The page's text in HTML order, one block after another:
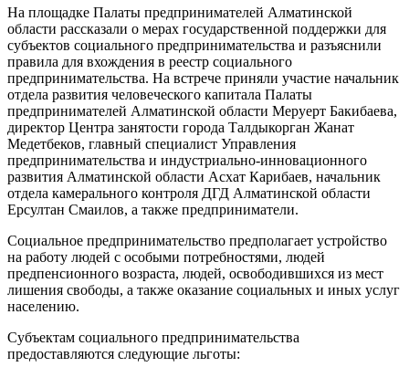
На площадке Палаты предпринимателей Алматинской
области рассказали о мерах государственной поддержки для
субъектов социального предпринимательства и разъяснили
правила для вхождения в реестр социального
предпринимательства. На встрече приняли участие начальник
отдела развития человеческого капитала Палаты
предпринимателей Алматинской области Меруерт Бакибаева,
директор Центра занятости города Талдыкорган Жанат
Медетбеков, главный специалист Управления
предпринимательства и индустриально-инновационного
развития Алматинской области Асхат Карибаев, начальник
отдела камерального контроля ДГД Алматинской области
Ерсултан Смаилов, а также предприниматели.
Социальное предпринимательство предполагает устройство
на работу людей с особыми потребностями, людей
предпенсионного возраста, людей, освободившихся из мест
лишения свободы, а также оказание социальных и иных услуг
населению.
Субъектам социального предпринимательства
предоставляются следующие льготы: